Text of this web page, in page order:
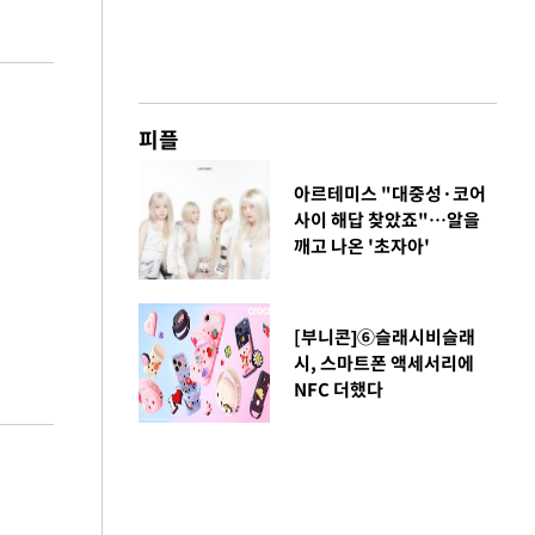
피플
아르테미스 "대중성·코어
사이 해답 찾았죠"…알을
깨고 나온 '초자아'
[부니콘]⑥슬래시비슬래
시, 스마트폰 액세서리에
NFC 더했다